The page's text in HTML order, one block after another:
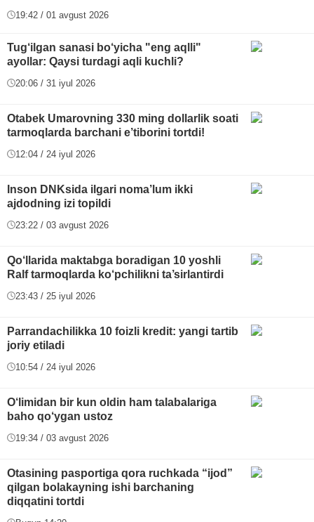
19:42 / 01 avgust 2026
Tug‘ilgan sanasi bo‘yicha "eng aqlli"
ayollar: Qaysi turdagi aqli kuchli?
20:06 / 31 iyul 2026
Otabek Umarovning 330 ming dollarlik soati
tarmoqlarda barchani e’tiborini tortdi!
12:04 / 24 iyul 2026
Inson DNKsida ilgari noma’lum ikki
ajdodning izi topildi
23:22 / 03 avgust 2026
Qo‘llarida maktabga boradigan 10 yoshli
Ralf tarmoqlarda ko‘pchilikni ta’sirlantirdi
23:43 / 25 iyul 2026
Parrandachilikka 10 foizli kredit: yangi tartib
joriy etiladi
10:54 / 24 iyul 2026
O‘limidan bir kun oldin ham talabalariga
baho qo‘ygan ustoz
19:34 / 03 avgust 2026
Otasining pasportiga qora ruchkada “ijod”
qilgan bolakayning ishi barchaning
diqqatini tortdi